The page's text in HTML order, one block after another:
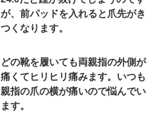
が、前パッドを入れると爪先がき
つくなります。
どの靴を履いても両親指の外側が
痛くてヒリヒリ痛みます。いつも
親指の爪の横が痛いので悩んでい
ます。